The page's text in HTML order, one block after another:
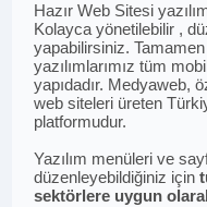
Hazır Web Sitesi
Kolayca yönetilebilir ,
yapabilirsiniz.
yazılımlarımız tüm
yapıdadır. Medyaweb,
web siteleri üreten
platformudur.
Yazılım menüleri ve
düzenleyebildiğiniz için
sektörlere uygun